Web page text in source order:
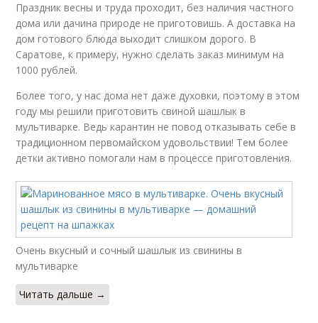
Праздник весны и труда проходит, без наличия частного
дома или дачина природе не приготовишь. А доставка на
дом готового блюда выходит слишком дорого. В
Саратове, к примеру, нужно сделать заказ минимум на
1000 рублей.
Более того, у нас дома нет даже духовки, поэтому в этом
году мы решили приготовить свиной шашлык в
мультиварке. Ведь карантин не повод отказывать себе в
традиционном первомайском удовольствии! Тем более
детки активно помогали нам в процессе приготовления.
Очень вкусный и сочный шашлык из свинины в
мультиварке
Читать дальше →